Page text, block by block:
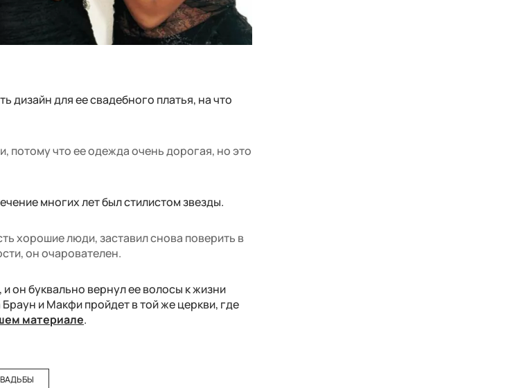
дизайн для ее свадебного платья, на что
потому что ее одежда очень дорогая, но это
многих лет был стилистом звезды.
хорошие люди, заставил снова поверить в
он очарователен.
он буквально вернул ее волосы к жизни
и Макфи пройдет в той же церкви, где
материале.